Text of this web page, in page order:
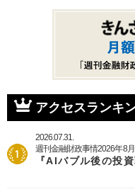
アクセスランキ
2026.07.31.
週刊金融財政事情2026年8
『AIバブル後の投